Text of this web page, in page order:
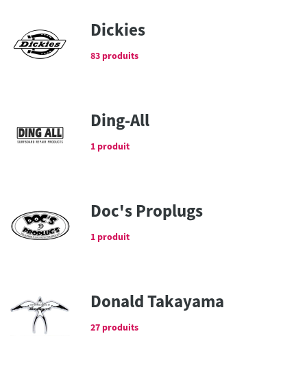
Dickies
83 produits
Ding-All
1 produit
Doc's Proplugs
1 produit
Donald Takayama
27 produits